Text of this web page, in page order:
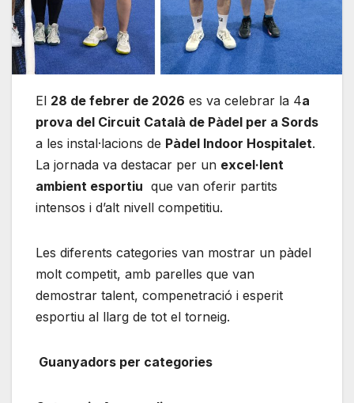
El 28 de febrer de 2026 es va celebrar la 4a
prova del Circuit Català de Pàdel per a Sords
a les instal·lacions de Pàdel Indoor Hospitalet.
La jornada va destacar per un excel·lent
ambient esportiu que van oferir partits
intensos i d’alt nivell competitiu.
Les diferents categories van mostrar un pàdel
molt competit, amb parelles que van
demostrar talent, compenetració i esperit
esportiu al llarg de tot el torneig.
Guanyadors per categories